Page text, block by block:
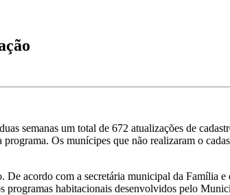
semanas um total de 672 atualizações de
Os munícipes que não realizaram o
De acordo com a secretária municipal da Família
programas habitacionais desenvolvidos pelo